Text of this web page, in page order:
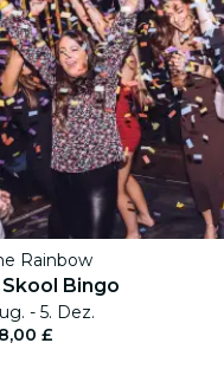
Rainbow
Bingo
- 5. Dez.
£